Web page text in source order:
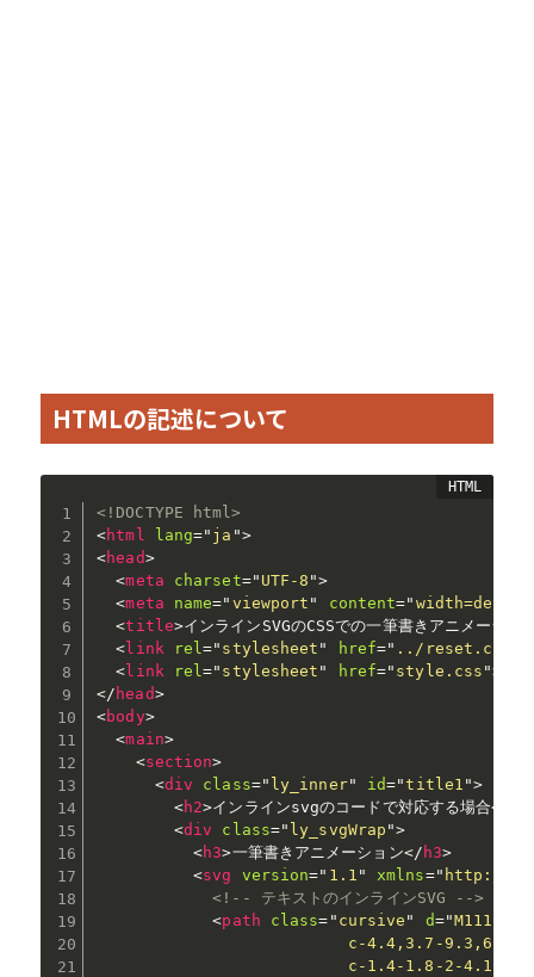
HTMLの記述について
<!DOCTYPE html>
<html lang=" ja ">
<head>
<meta charset=" UTF-8 ">
<meta name=" viewport " content="
<title>インラインSVGのCSSでの一筆書きアニメー
< link rel=" stylesheet " href=" ../reset.css
< link rel=" stylesheet " href=" style.css ">
</ head>
<body>
<main>
<section>
<div class=" ly_inner" id="title1 ">
<h2>インラインsvgのコードで対応する場合</
<div class=" ly_svgWrap ">
<h3>一筆書きアニメーション</ h3>
<svg version=" 1.1 " xmlns=" http://
<!-- テキストのインラインSVG -->
<path class= " cursive " d="
c-4.4,3.7-
c-1.4-1.8-2-4.1-